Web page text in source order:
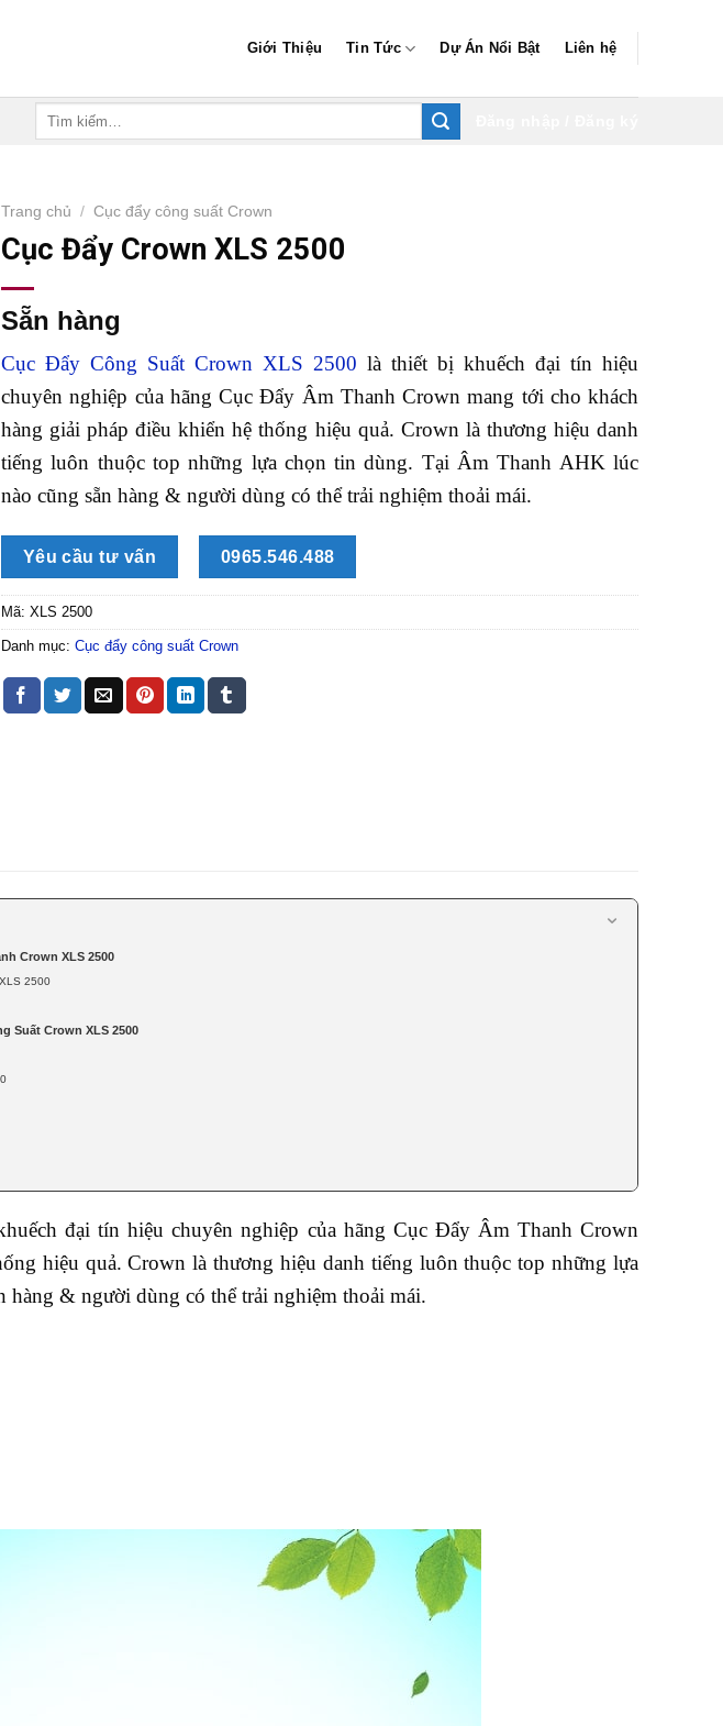
Giới Thiệu Tin Tức Dự Án Nổi Bật Liên hệ
Trang chủ / Cục đẩy công suất Crown
Cục Đẩy Crown XLS 2500
Sẵn hàng
Cục Đẩy Công Suất Crown XLS 2500 là thiết bị khuếch đại tín hiệu
chuyên nghiệp của hãng Cục Đẩy Âm Thanh Crown mang tới cho khách
hàng giải pháp điều khiển hệ thống hiệu quả. Crown là thương hiệu danh
tiếng luôn thuộc top những lựa chọn tin dùng. Tại Âm Thanh AHK lúc
nào cũng sẵn hàng & người dùng có thể trải nghiệm thoải mái.
Yêu cầu tư vấn 0965.546.488
Mã: XLS 2500
Danh mục: Cục đẩy công suất Crown
Crown XLS 2500
2500
Suất Crown XLS 2500
đại tín hiệu chuyên nghiệp của hãng Cục Đẩy Âm Thanh Crown
hiệu quả. Crown là thương hiệu danh tiếng luôn thuộc top những lựa
& người dùng có thể trải nghiệm thoải mái.